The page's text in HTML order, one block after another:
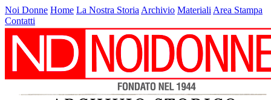
Noi Donne Home La Nostra Storia Archivio Materiali Area Stampa
Contatti